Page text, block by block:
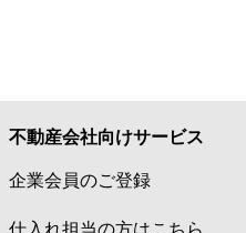
不動産会社向けサービス
企業会員のご登録
仕入れ担当の方はこちら